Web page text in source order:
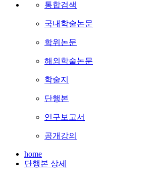
통합검색
국내학술논문
학위논문
해외학술논문
학술지
단행본
연구보고서
공개강의
home
단행본 상세